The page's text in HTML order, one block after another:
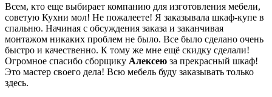
Всем, кто еще выбирает компанию для изготовления мебели,
советую Кухни мол! Не пожалеете! Я заказывала шкаф-купе в
спальню. Начиная с обсуждения заказа и заканчивая
монтажом никаких проблем не было. Все было сделано очень
быстро и качественно. К тому же мне ещё скидку сделали!
Огромное спасибо сборщику Алексею за прекрасный шкаф!
Это мастер своего дела! Всю мебель буду заказывать только
здесь.